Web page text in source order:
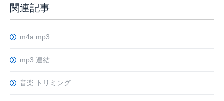
関連記事
m4a mp3
mp3 連結
音楽 トリミング